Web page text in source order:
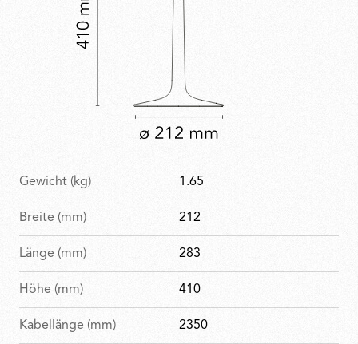
Gewicht (kg) 1.65
Breite (mm) 212
Länge (mm) 283
Höhe (mm) 410
Kabellänge (mm) 2350